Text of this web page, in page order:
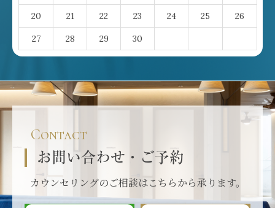
20 21 22 23 24 25 26
27 28 29 30
Contact
お問い合わせ・ご予約
カウンセリングのご相談はこちらから承ります。